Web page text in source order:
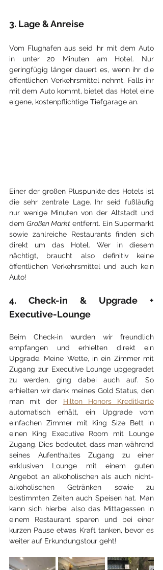
3. Lage & Anreise
Vom Flughafen aus seid ihr mit dem Auto
in unter 20 Minuten am Hotel. Nur
geringfügig länger dauert es, wenn ihr die
öffentlichen Verkehrsmittel nehmt. Falls ihr
mit dem Auto kommt, bietet das Hotel eine
eigene, kostenpflichtige Tiefgarage an.
Einer der großen Pluspunkte des Hotels ist
die sehr zentrale Lage. Ihr seid fußläufig
nur wenige Minuten von der Altstadt und
dem Großen Markt entfernt. Ein Supermarkt
sowie zahlreiche Restaurants finden sich
direkt um das Hotel. Wer in diesem
nächtigt, braucht also definitiv keine
öffentlichen Verkehrsmittel und auch kein
Auto!
4. Check-in & Upgrade +
Executive-Lounge
Beim Check-in wurden wir freundlich
empfangen und erhielten direkt ein
Upgrade. Meine Wette, in ein Zimmer mit
Zugang zur Executive Lounge upgegradet
zu werden, ging dabei auch auf. So
erhielten wir dank meines Gold Status, den
man mit der Hilton Honors Kreditkarte
automatisch erhält, ein Upgrade vom
einfachen Zimmer mit King Size Bett in
einen King Executive Room mit Lounge
Zugang. Dies bedeutet, dass man während
seines Aufenthaltes Zugang zu einer
exklusiven Lounge mit einem guten
Angebot an alkoholischen als auch nicht-
alkoholischen Getränken sowie zu
bestimmten Zeiten auch Speisen hat. Man
kann sich hierbei also das Mittagessen in
einem Restaurant sparen und bei einer
kurzen Pause etwas Kraft tanken, bevor es
weiter auf Erkundungstour geht!